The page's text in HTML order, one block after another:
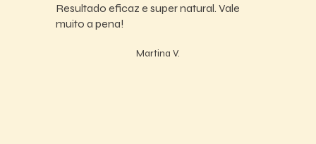
Resultado eficaz e super natural. Vale
muito a pena!
Martina V.